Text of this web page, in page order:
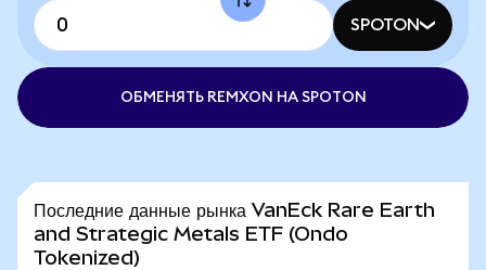
SPOTON
ОБМЕНЯТЬ REMXON НА SPOTON
Последние данные рынка VanEck Rare Earth
and Strategic Metals ETF (Ondo
Tokenized)